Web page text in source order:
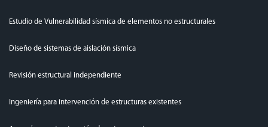
Estudio de Vulnerabilidad sísmica de elementos no estructurales
Diseño de sistemas de aislación sísmica
Revisión estructural independiente
Ingeniería para intervención de estructuras existentes